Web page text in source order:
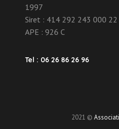
1997
Siret : 414 292 243 000 22
APE : 926 C
Tel : 06 26 86 26 96
2021 ©